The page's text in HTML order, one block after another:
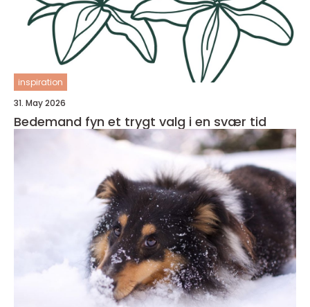
inspiration
31. May 2026
Bedemand fyn et trygt valg i en svær tid